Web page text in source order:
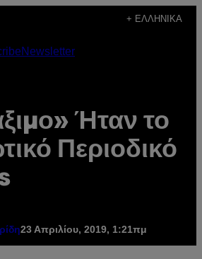
+ ΕΛΛΗΝΙΚΆ
Newsletter
Ήταν το
Περιοδικό
23 Απριλίου, 2019, 1:21πμ